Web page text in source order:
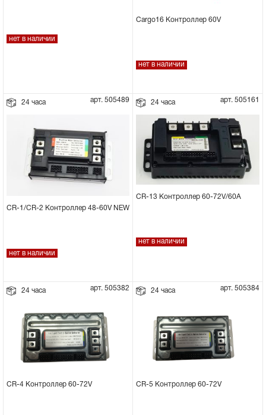
нет в наличии
Cargo16 Контроллер 60V
нет в наличии
24 часа арт. 505489
CR-1/CR-2 Контроллер 48-60V NEW
нет в наличии
24 часа арт. 505161
CR-13 Контроллер 60-72V/60А
нет в наличии
24 часа арт. 505382
CR-4 Контроллер 60-72V
24 часа арт. 505384
CR-5 Контроллер 60-72V